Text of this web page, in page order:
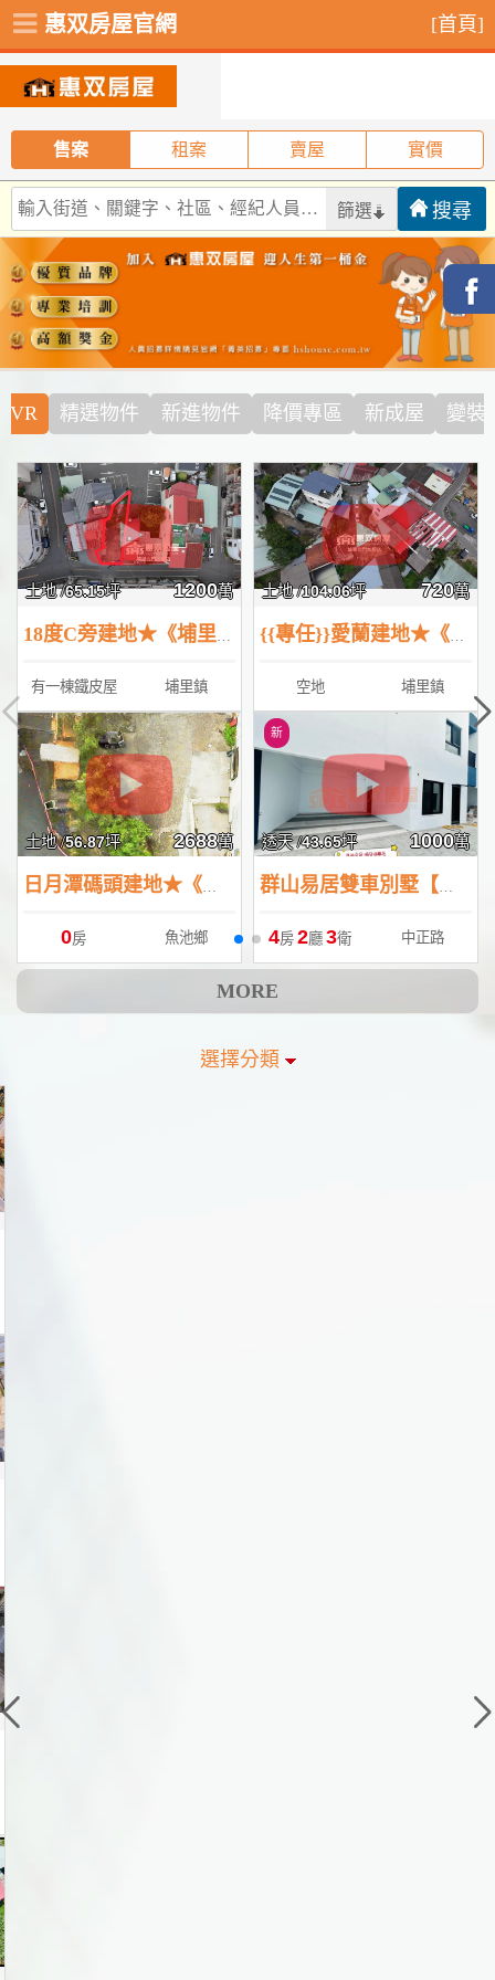
售案 租案 賣屋 實價
篩選
MORE
VR 精選物件 新進物件 降價專區 新成屋 變裝
18度C旁建地★《埔里北門店》★
土地 /65.15坪 1200萬
有一棟鐵皮屋 埔里鎮
{{專任}}愛蘭建地★《埔里北門店》★
土地 /104.06坪 720萬
空地 埔里鎮
土地 /56.87坪 2688萬
0房 魚池鄉
透天 /43.65坪 1000萬
4房 2廳 3衛 中正路
選擇分類
惠双房屋官網 [首頁]